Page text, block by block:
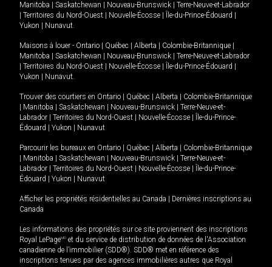
Manitoba
Saskatchewan Nouveau-Brunswick
Terre-Neuve-et-Labrador
Territoires du Nord-Ouest Nouvelle-Écosse Île-du-Prince-Édouard
Yukon
Nunavut.
Maisons à louer - Ontario Québec Alberta Colombie-Britannique
Manitoba
Saskatchewan Nouveau-Brunswick
Terre-Neuve-et-Labrador
Territoires du Nord-Ouest Nouvelle-Écosse Île-du-Prince-Édouard
Yukon
Nunavut.
Trouver des courtiers en Ontario Québec Alberta
Colombie-Britannique
Manitoba Saskatchewan Nouveau-Brunswick
Terre-Neuve-et-
Labrador
Territoires du Nord-Ouest Nouvelle-Écosse
Île-du-Prince-
Édouard
Yukon Nunavut
Parcourir les bureaux en Ontario Québec Alberta
Colombie-Britannique
Manitoba Saskatchewan Nouveau-Brunswick
Terre-Neuve-et-
Labrador
Territoires du Nord-Ouest Nouvelle-Écosse
Île-du-Prince-
Édouard
Yukon Nunavut
Afficher les propriétés résidentielles au Canada
Dernières inscriptions au
Canada
Les informations des propriétés sur ce site proviennent des inscriptions
Royal LePageMD et du service de distribution de données de l'Association
canadienne de l’immobilier (SDD®). SDD® met en référence des
inscriptions tenues par des agences immobilières autres que Royal